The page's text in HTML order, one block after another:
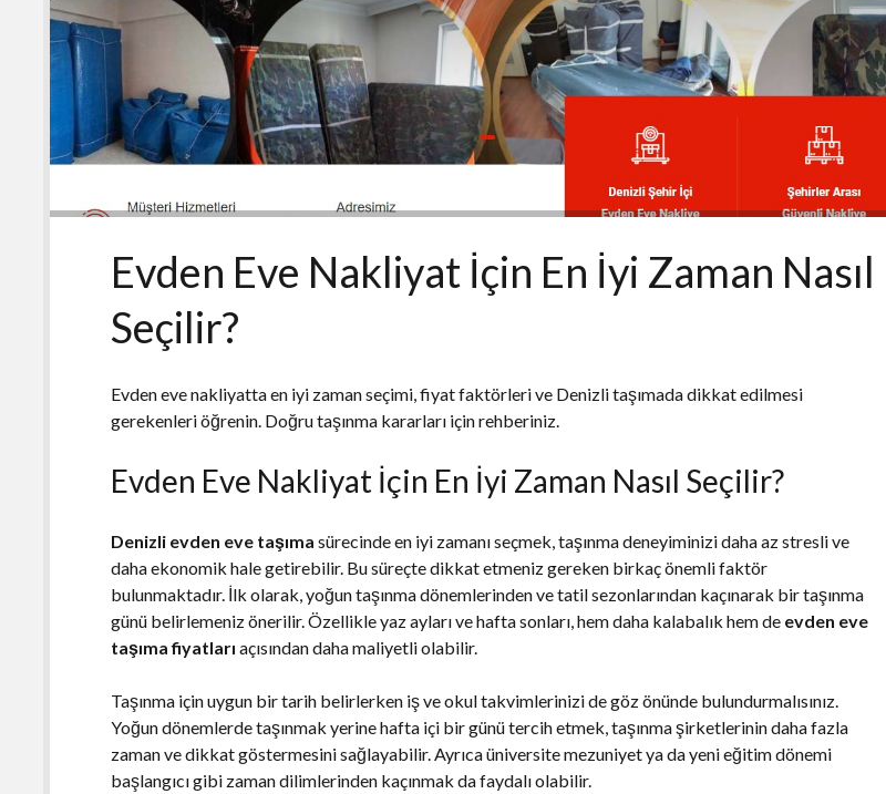
Evden Eve Nakliyat İçin En İyi Zaman Nasıl
Seçilir?
Evden eve nakliyatta en iyi zaman seçimi, fiyat faktörleri ve Denizli taşımada dikkat edilmesi
gerekenleri öğrenin. Doğru taşınma kararları için rehberiniz.
Evden Eve Nakliyat İçin En İyi Zaman Nasıl Seçilir?
Denizli evden eve taşıma sürecinde en iyi zamanı seçmek, taşınma deneyiminizi daha az stresli ve
daha ekonomik hale getirebilir. Bu süreçte dikkat etmeniz gereken birkaç önemli faktör
bulunmaktadır. İlk olarak, yoğun taşınma dönemlerinden ve tatil sezonlarından kaçınarak bir taşınma
günü belirlemeniz önerilir. Özellikle yaz ayları ve hafta sonları, hem daha kalabalık hem de evden eve
taşıma fiyatları açısından daha maliyetli olabilir.
Taşınma için uygun bir tarih belirlerken iş ve okul takvimlerinizi de göz önünde bulundurmalısınız.
Yoğun dönemlerde taşınmak yerine hafta içi bir günü tercih etmek, taşınma şirketlerinin daha fazla
zaman ve dikkat göstermesini sağlayabilir. Ayrıca üniversite mezuniyet ya da yeni eğitim dönemi
başlangıcı gibi zaman dilimlerinden kaçınmak da faydalı olabilir.